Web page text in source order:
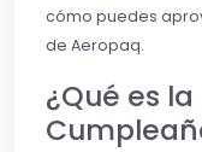
cómo puedes
de Aeropaq.
¿Qué es